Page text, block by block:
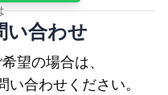
い合わせ
望の場合は、
合わせください。